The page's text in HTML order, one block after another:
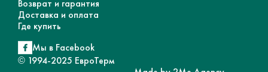
Возврат и гарантия
Доставка и оплата
Где купить
Мы в Facebook
© 1994-2025 ЕвроТерм